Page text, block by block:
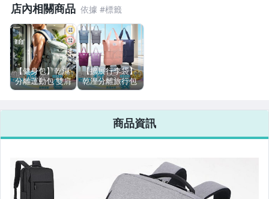
運動、戶外與休閒
嬰幼兒與孕婦
寵物用品與水族
汽機車精品百貨
居家、家具與園藝
玩具、模型與公仔
男性精品與服飾
店內相關商品
【健身包】乾濕
分離運動包 雙肩
後背包 防水旅行
包 行李包 游泳
【擴展行李袋】
乾溼分離旅行包
萬向輪旅行袋 大
輪健身包 可折疊
運動包☆意樂鋪
商品資訊